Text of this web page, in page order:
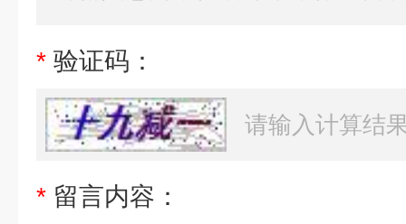
* 验证码：
* 留言内容：